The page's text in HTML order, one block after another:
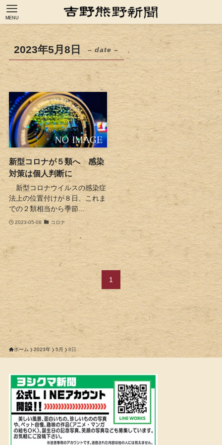
MENU
2023年5月8日 – date –
新型コロナが５類へ 感染
対策は個人判断に
新型コロナウイルスの感染症
法上の位置付けが８日、これま
での２類相当から季節...
2023-05-08 コロナ
1
ホーム 2023年 5月 8日